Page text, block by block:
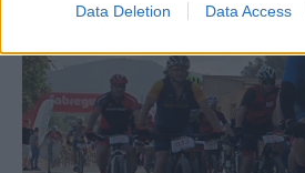
Data Deletion Data Access